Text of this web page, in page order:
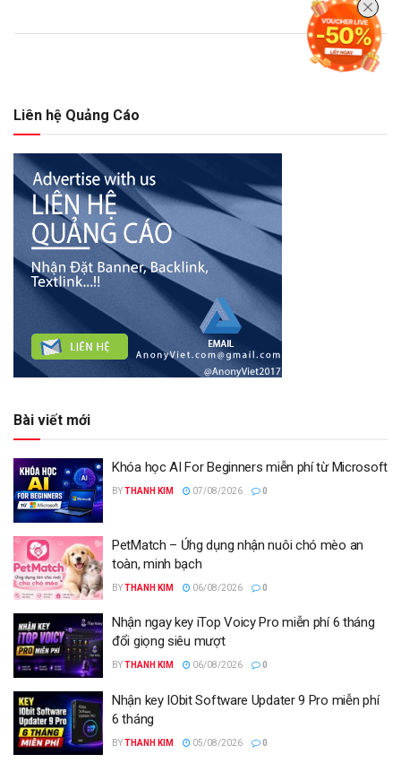
Liên hệ Quảng Cáo
Bài viết mới
Khóa học AI For Beginners miễn phí từ Microsoft
BYTHANH KIM 07/08/2026 0
PetMatch – Ứng dụng nhận nuôi chó mèo an
toàn, minh bạch
BYTHANH KIM 06/08/2026 0
Nhận ngay key iTop Voicy Pro miễn phí 6 tháng
đổi giọng siêu mượt
BYTHANH KIM 06/08/2026 0
Nhận key IObit Software Updater 9 Pro miễn phí
6 tháng
BYTHANH KIM 05/08/2026 0